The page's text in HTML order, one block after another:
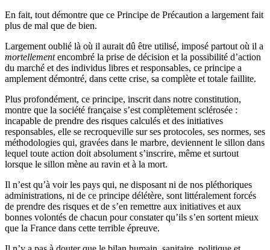
En fait, tout démontre que ce Principe de Précaution a largement fait
plus de mal que de bien.
Largement oublié là où il aurait dû être utilisé, imposé partout où il a
mortellementencombré la prise de décision et la possibilité d’action
du marché et des individus libres et responsables, ce principe a
amplement démontré, dans cette crise, sa complète et totale faillite.
Plus profondément, ce principe, inscrit dans notre constitution,
montre que la société française s’est complètement sclérosée :
incapable de prendre des risques calculés et des initiatives
responsables, elle se recroqueville sur ses protocoles, ses normes, ses
méthodologies qui, gravées dans le marbre, deviennent le sillon dans
lequel toute action doit absolument s’inscrire, même et surtout
lorsque le sillon mène au ravin et à la mort.
Il n’est qu’à voir les pays qui, ne disposant ni de nos pléthoriques
administrations, ni de ce principe délétère, sont littéralement forcés
de prendre des risques et de s’en remettre aux initiatives et aux
bonnes volontés de chacun pour constater qu’ils s’en sortent mieux
que la France dans cette terrible épreuve.